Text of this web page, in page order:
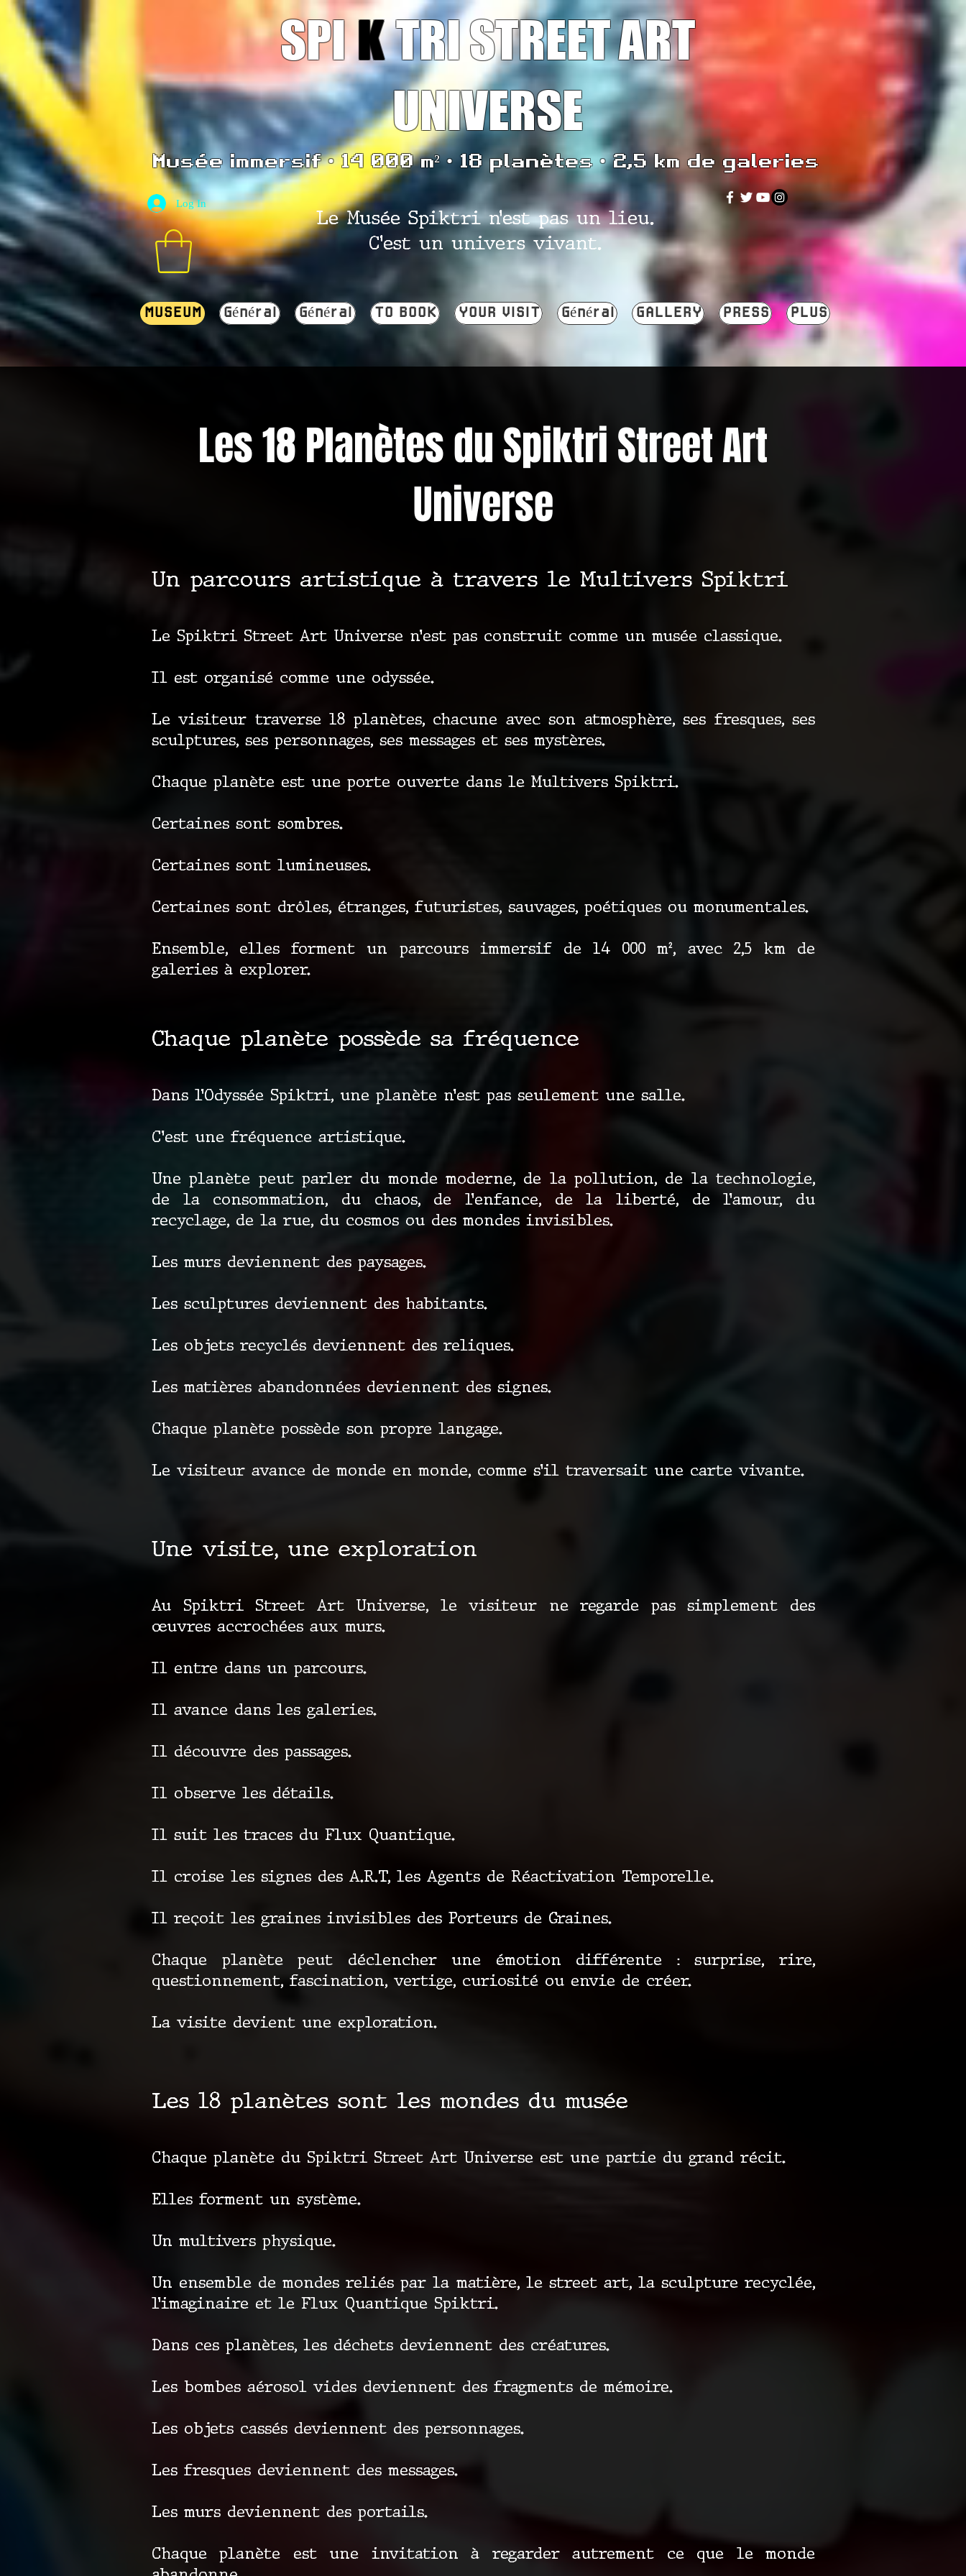
SPIKTRI STREET ART
UNIVERSE
Musée immersif • 14 000 m² • 18 planètes • 2,5 km de galeries
Log In
Le Musée Spiktri n’est pas un lieu.
C’est un univers vivant.
MUSEUM Général Général TO BOOK YOUR VISIT Général GALLERY PRESS PLUS
Les 18 Planètes du Spiktri Street Art
Universe
Un parcours artistique à travers le Multivers Spiktri
Le Spiktri Street Art Universe n’est pas construit comme un musée classique.
Il est organisé comme une odyssée.
Le visiteur traverse 18 planètes, chacune avec son atmosphère, ses fresques, ses
sculptures, ses personnages, ses messages et ses mystères.
Chaque planète est une porte ouverte dans le Multivers Spiktri.
Certaines sont sombres.
Certaines sont lumineuses.
Certaines sont drôles, étranges, futuristes, sauvages, poétiques ou monumentales.
Ensemble, elles forment un parcours immersif de 14 000 m², avec 2,5 km de
galeries à explorer.
Chaque planète possède sa fréquence
Dans l’Odyssée Spiktri, une planète n’est pas seulement une salle.
C’est une fréquence artistique.
Une planète peut parler du monde moderne, de la pollution, de la technologie,
de la consommation, du chaos, de l’enfance, de la liberté, de l’amour, du
recyclage, de la rue, du cosmos ou des mondes invisibles.
Les murs deviennent des paysages.
Les sculptures deviennent des habitants.
Les objets recyclés deviennent des reliques.
Les matières abandonnées deviennent des signes.
Chaque planète possède son propre langage.
Le visiteur avance de monde en monde, comme s’il traversait une carte vivante.
Une visite, une exploration
Au Spiktri Street Art Universe, le visiteur ne regarde pas simplement des
œuvres accrochées aux murs.
Il entre dans un parcours.
Il avance dans les galeries.
Il découvre des passages.
Il observe les détails.
Il suit les traces du Flux Quantique.
Il croise les signes des A.R.T, les Agents de Réactivation Temporelle.
Il reçoit les graines invisibles des Porteurs de Graines.
Chaque planète peut déclencher une émotion différente : surprise, rire,
questionnement, fascination, vertige, curiosité ou envie de créer.
La visite devient une exploration.
Les 18 planètes sont les mondes du musée
Chaque planète du Spiktri Street Art Universe est une partie du grand récit.
Elles forment un système.
Un multivers physique.
Un ensemble de mondes reliés par la matière, le street art, la sculpture recyclée,
l’imaginaire et le Flux Quantique Spiktri.
Dans ces planètes, les déchets deviennent des créatures.
Les bombes aérosol vides deviennent des fragments de mémoire.
Les objets cassés deviennent des personnages.
Les fresques deviennent des messages.
Les murs deviennent des portails.
Chaque planète est une invitation à regarder autrement ce que le monde